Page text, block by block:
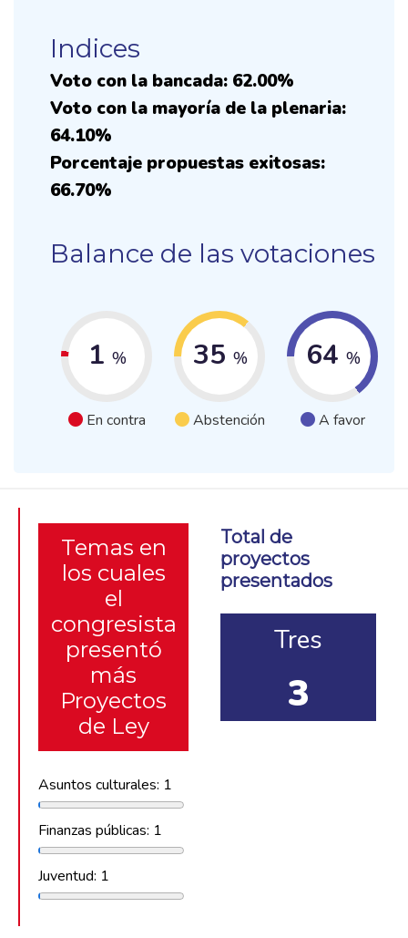
Indices
Voto con la bancada: 62.00%
Voto con la mayoría de la plenaria:
64.10%
Porcentaje propuestas exitosas:
66.70%
Balance de las votaciones
1 %
En contra
35 %
Abstención
64 %
A favor
Temas en
los cuales
el
congresista
presentó
más
Proyectos
de Ley
Asuntos culturales: 1
Finanzas públicas: 1
Juventud: 1
Total de
proyectos
presentados
Tres
3